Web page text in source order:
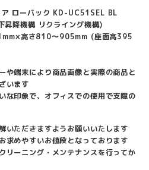
ア ローバック KD-UC51SEL BL
昇降機構 リクライング機構)
高さ810～905mm (座面高395
や端末により商品画像と実際の商品と
います
な印象で、オフィスでの使用で支障の
いただきますようお願いいたします
求めやすいお値段となっております
リーニング・メンテナンスを行ってか